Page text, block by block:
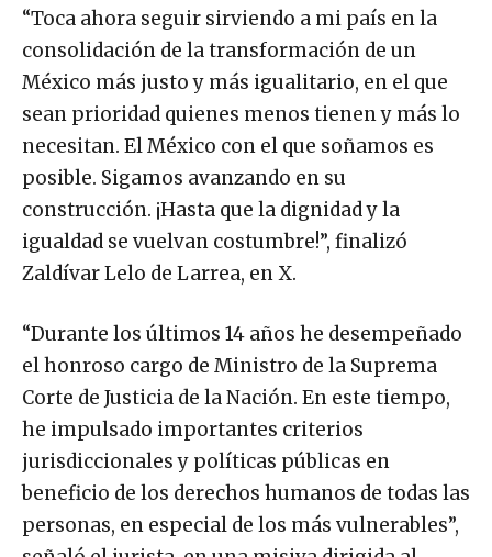
“Toca ahora seguir sirviendo a mi país en la
consolidación de la transformación de un
México más justo y más igualitario, en el que
sean prioridad quienes menos tienen y más lo
necesitan. El México con el que soñamos es
posible. Sigamos avanzando en su
construcción. ¡Hasta que la dignidad y la
igualdad se vuelvan costumbre!”, finalizó
Zaldívar Lelo de Larrea, en X.
“Durante los últimos 14 años he desempeñado
el honroso cargo de Ministro de la Suprema
Corte de Justicia de la Nación. En este tiempo,
he impulsado importantes criterios
jurisdiccionales y políticas públicas en
beneficio de los derechos humanos de todas las
personas, en especial de los más vulnerables”,